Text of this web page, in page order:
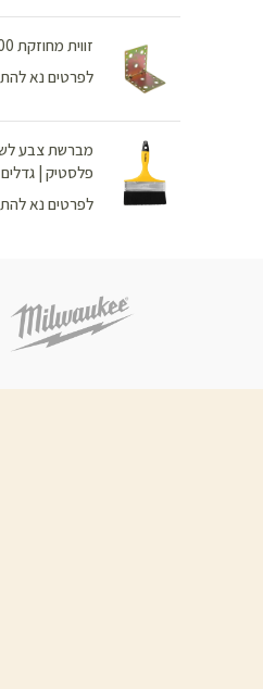
זווית מחוזקת 100×105×105
לפרטים נא
מברשת צבע
פלסטיק | גדלים
לפרטים נא